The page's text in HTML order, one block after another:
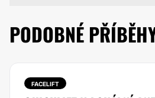
PODOBNÉ
FACELIFT